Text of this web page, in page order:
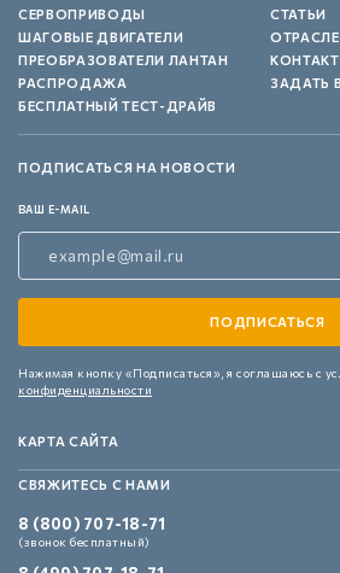
СЕРВОПРИВОДЫ
ШАГОВЫЕ ДВИГАТЕЛИ
ПРЕОБРАЗОВАТЕЛИ ЛАНТАН
РАСПРОДАЖА
БЕСПЛАТНЫЙ ТЕСТ-ДРАЙВ
СТАТЬИ
ЗАДАТЬ
ПОДПИСАТЬСЯ НА НОВОСТИ
ВАШ E-MAIL
Нажимая кнопку «Подписаться», я соглашаюсь с
конфиденциальности
КАРТА САЙТА
СВЯЖИТЕСЬ С НАМИ
8 (800) 707-18-71
(звонок бесплатный)